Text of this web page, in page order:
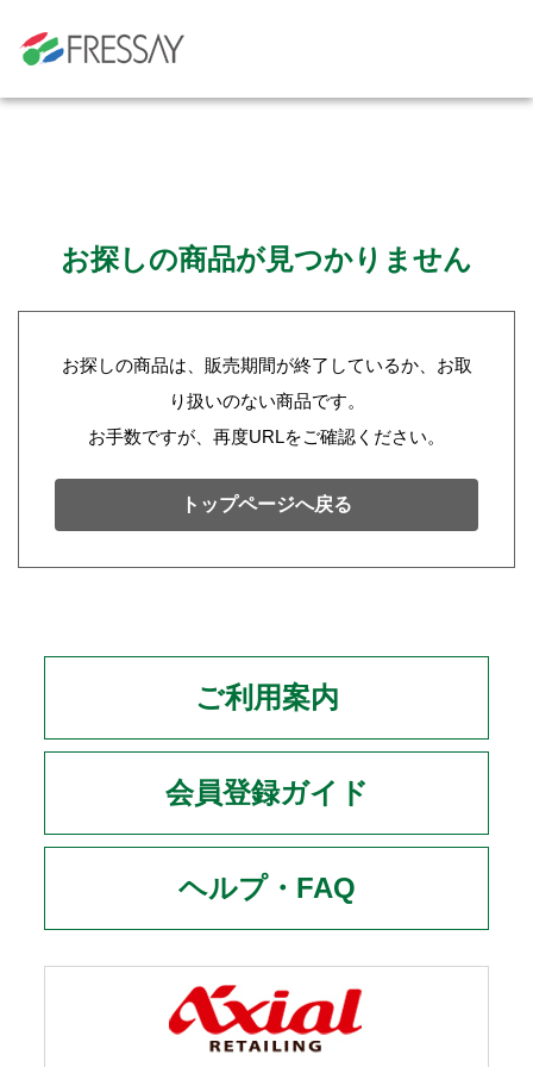
お探しの商品が見つかりません
お探しの商品は、販売期間が終了しているか、お取
り扱いのない商品です。
お手数ですが、再度URLをご確認ください。
ご利用案内
会員登録ガイド
ヘルプ・FAQ